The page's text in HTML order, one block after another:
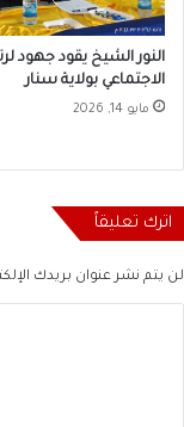
النور الشيخ يقود جهود
الاجتماعي بولاية سنار
مايو 14, 2026
اترك تعليقاً
لن يتم نشر عنوان بريدك